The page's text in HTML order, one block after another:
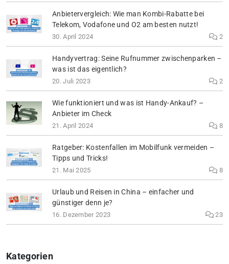
Anbietervergleich: Wie man Kombi-Rabatte bei
Telekom, Vodafone und O2 am besten nutzt!
30. April 2024 2
Handyvertrag: Seine Rufnummer zwischenparken –
was ist das eigentlich?
20. Juli 2023 2
Wie funktioniert und was ist Handy-Ankauf? –
Anbieter im Check
21. April 2024 8
Ratgeber: Kostenfallen im Mobilfunk vermeiden –
Tipps und Tricks!
21. Mai 2025 8
Urlaub und Reisen in China – einfacher und
günstiger denn je?
16. Dezember 2023 23
Kategorien